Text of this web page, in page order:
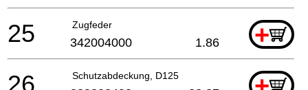
Zugfeder +
25 342004000 1.86
Schutzabdeckung, D125